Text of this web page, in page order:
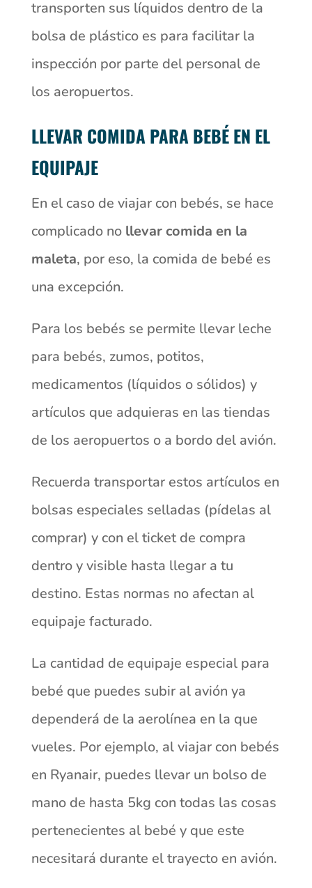
transporten sus líquidos dentro de la
bolsa de plástico es para facilitar la
inspección por parte del personal de
los aeropuertos.
LLEVAR COMIDA PARA BEBÉ EN EL
EQUIPAJE
En el caso de viajar con bebés, se hace
complicado no llevar comida en la
maleta, por eso, la comida de bebé es
una excepción.
Para los bebés se permite llevar leche
para bebés, zumos, potitos,
medicamentos (líquidos o sólidos) y
artículos que adquieras en las tiendas
de los aeropuertos o a bordo del avión.
Recuerda transportar estos artículos en
bolsas especiales selladas (pídelas al
comprar) y con el ticket de compra
dentro y visible hasta llegar a tu
destino. Estas normas no afectan al
equipaje facturado.
La cantidad de equipaje especial para
bebé que puedes subir al avión ya
dependerá de la aerolínea en la que
vueles. Por ejemplo, al viajar con bebés
en Ryanair, puedes llevar un bolso de
mano de hasta 5kg con todas las cosas
pertenecientes al bebé y que este
necesitará durante el trayecto en avión.